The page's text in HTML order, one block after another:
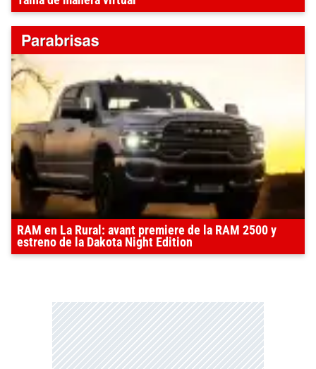
RAM en La Rural: avant premiere de la RAM 2500 y
estreno de la Dakota Night Edition